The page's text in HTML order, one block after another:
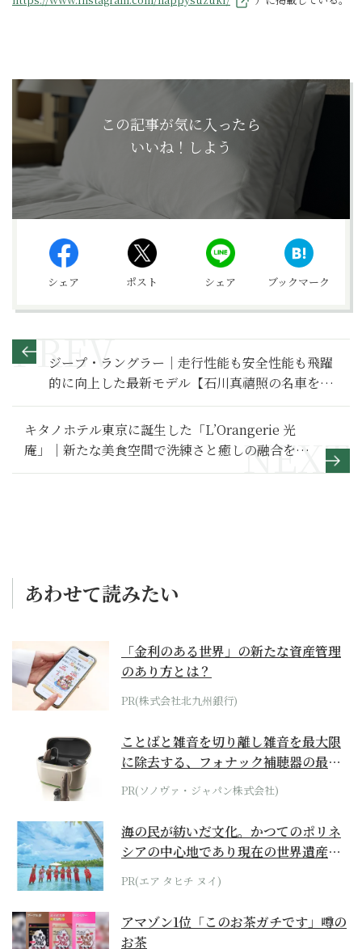
この記事が気に入ったら
いいね！しよう
シェア ポスト シェア ブックマーク
ジープ・ラングラー｜走行性能も安全性能も飛躍
的に向上した最新モデル【石川真禧照の名車を利
く】
キタノホテル東京に誕生した「L’Orangerie 光
庵」｜新たな美食空間で洗練さと癒しの融合を堪
能する
あわせて読みたい
「金利のある世界」の新たな資産管理
のあり方とは？
PR(株式会社北九州銀行)
ことばと雑音を切り離し雑音を最大限
に除去する、フォナック補聴器の最上
位モデル
PR(ソノヴァ・ジャパン株式会社)
海の民が紡いだ文化。かつてのポリネ
シアの中心地であり現在の世界遺産か
らみえてくる...
PR(エア タヒチ ヌイ)
アマゾン1位「このお茶ガチです」噂の
お茶